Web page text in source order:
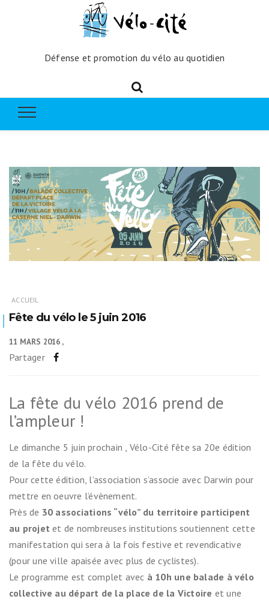
Défense et promotion du vélo au quotidien
ACCUEIL
Fête du vélo le 5 juin 2016
11 MARS 2016
Partager
La fête du vélo 2016 prend de
l’ampleur !
Le dimanche 5 juin prochain , Vélo-Cité fête sa 20e édition
de la fête du vélo.
Pour cette édition, l’association s’associe avec Darwin pour
mettre en oeuvre l’évènement.
Près de 30 associations “vélo” du territoire participent
au projet et de nombreuses institutions soutiennent cette
manifestation qui sera à la fois festive et revendicative
(pour une ville apaisée avec plus de cyclistes).
Le programme est complet avec à 10h une balade à vélo
collective au départ de la place de la Victoire et une